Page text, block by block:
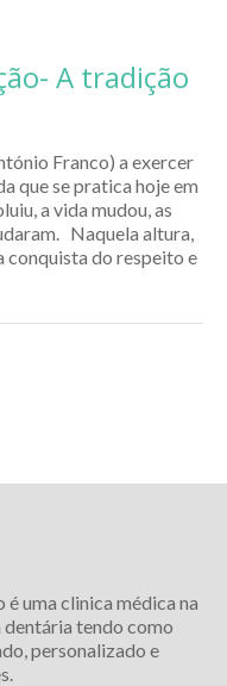
A tradição
Franco) a exercer
que se pratica hoje em
a vida mudou, as
Naquela altura,
conquista do respeito e
uma clinica médica na
tendo como
personalizado e